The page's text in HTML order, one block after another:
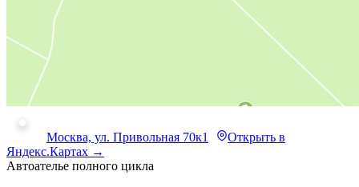
Москва, ул. Привольная 70к1
Открыть в
Яндекс.Картах →
Автоателье полного цикла